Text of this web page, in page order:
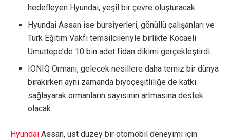
hedefleyen Hyundai, yeşil bir çevre oluşturacak.
Hyundai Assan ise bursiyerleri, gönüllü çalışanları ve
Türk Eğitim Vakfı temsilcileriyle birlikte Kocaeli
Umuttepe’de 10 bin adet fidan dikimi gerçekleştirdi.
IONIQ Ormanı, gelecek nesillere daha temiz bir dünya
bırakırken aynı zamanda biyoçeşitliliğe de katkı
sağlayarak ormanların sayısının artmasına destek
olacak.
Hyundai Assan, üst düzey bir otomobil deneyimi için